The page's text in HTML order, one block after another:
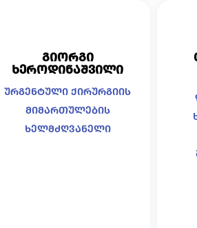
გიორგი
ხეროდინაშვილი
ურგენტული ქირურგიის
მიმართულების
ხელმძღვანელი